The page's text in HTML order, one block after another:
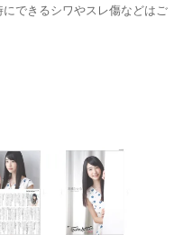
できるシワやスレ傷などはご